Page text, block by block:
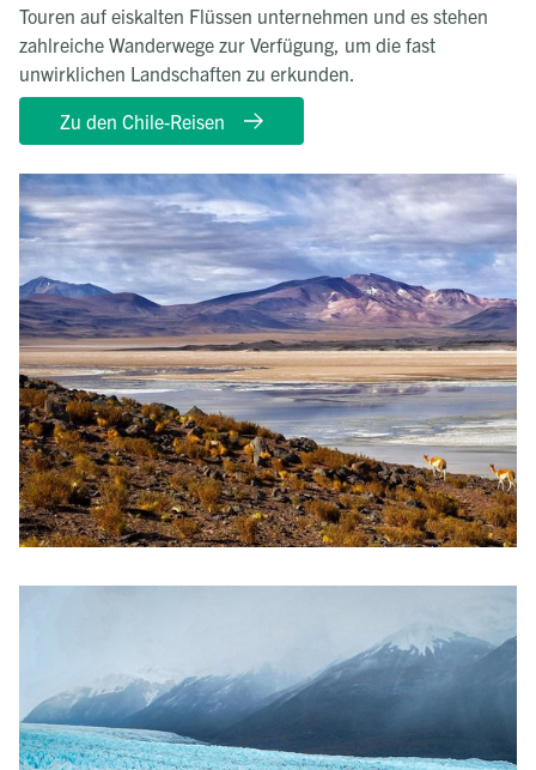
Touren auf eiskalten Flüssen unternehmen und es stehen
zahlreiche Wanderwege zur Verfügung, um die fast
unwirklichen Landschaften zu erkunden.
Zu den Chile-Reisen